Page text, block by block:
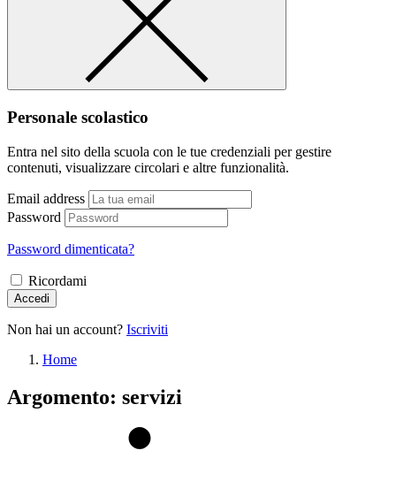
Personale scolastico
Entra nel sito della scuola con le tue credenziali per gestire
contenuti, visualizzare circolari e altre funzionalità.
Email address
Password
Password dimenticata?
Ricordami
Accedi
Non hai un account? Iscriviti
Home
Argomento: servizi